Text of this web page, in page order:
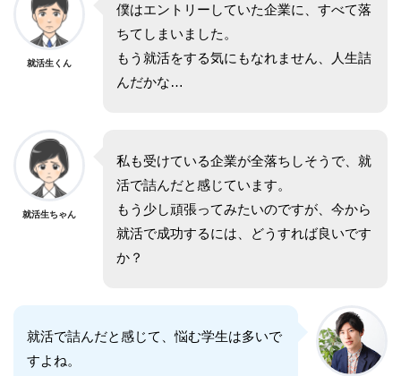
就活生くん
僕はエントリーしていた企業に、すべて落
ちてしまいました。
もう就活をする気にもなれません、人生詰
んだかな…
就活生ちゃん
私も受けている企業が全落ちしそうで、就
活で詰んだと感じています。
もう少し頑張ってみたいのですが、今から
就活で成功するには、どうすれば良いです
か？
就活で詰んだと感じて、悩む学生は多いで
すよね。